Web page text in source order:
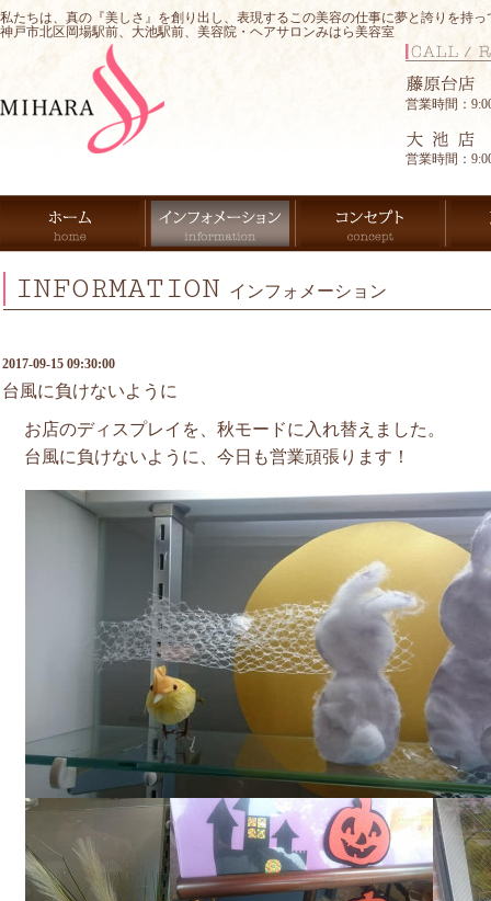
私たちは、真の『美しさ』を創り出し、表現するこの美容の仕事に夢と誇りを持
神戸市北区岡場駅前、大池駅前、美容院・ヘアサロンみはら美容室
営業時間：
営業時間：
INFORMATION インフォメーション
2017-09-15 09:30:00
台風に負けないように
お店のディスプレイを、秋モードに入れ替えました。
台風に負けないように、今日も営業頑張ります！